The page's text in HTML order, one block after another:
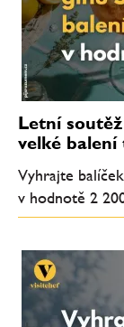
Letní
velké
Vyhrajte
v hodnotě 2